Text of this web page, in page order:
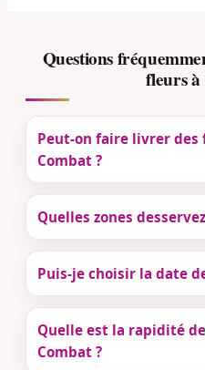
Questions
fleurs
Peut-on faire livrer des
Combat ?
Quelles zones
Puis-je choisir la date
Quelle est la rapidité
Combat ?